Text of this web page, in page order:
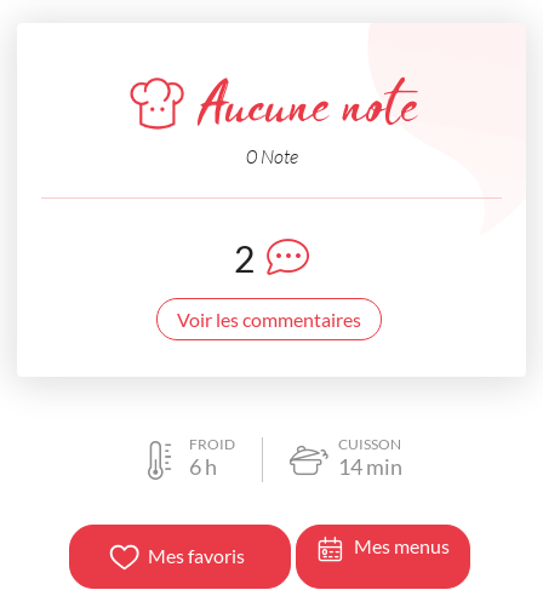
Aucune note
0 Note
2
Voir les commentaires
FROID
6h
CUISSON
14min
Mes favoris Mes menus